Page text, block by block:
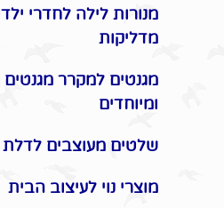
מנורות לילה לחדרי
מדליקות
מגנטים למקרר מגנטים
ומיוחדים
שלטים מעוצבים לדלת
מוצרי נוי לעיצוב הבית